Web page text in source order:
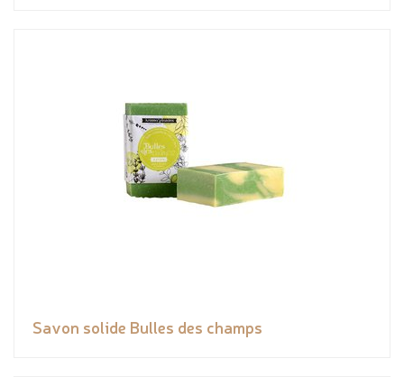
Savon solide Bulles des champs